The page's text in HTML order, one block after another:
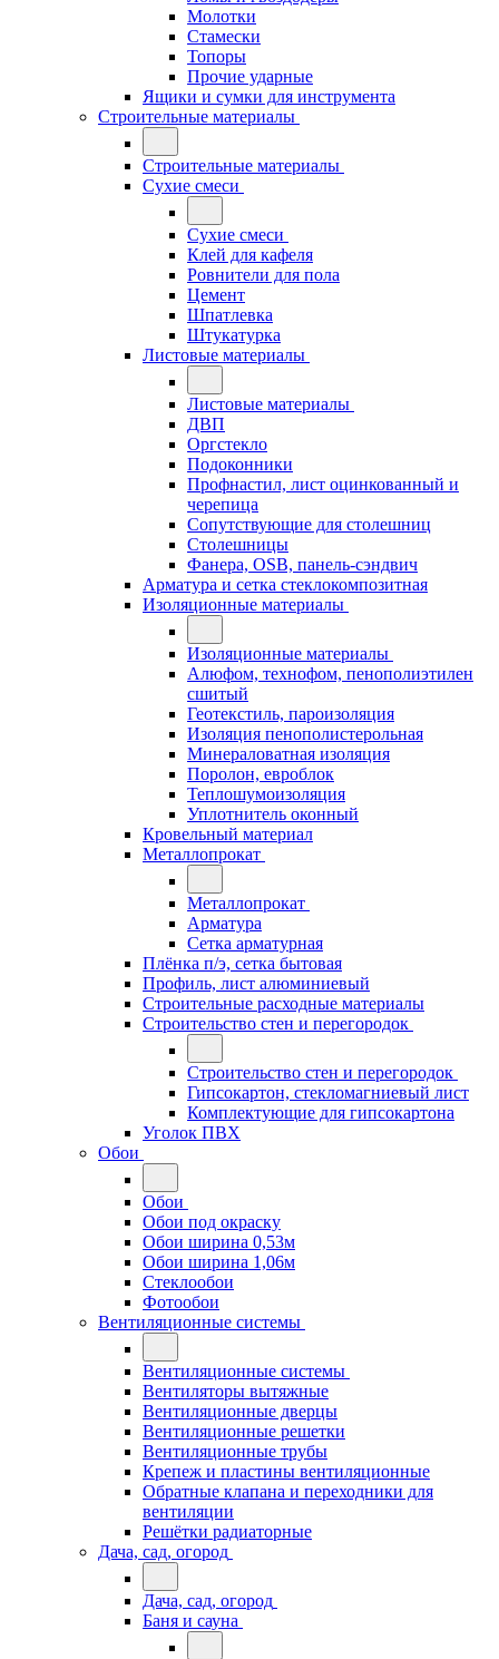
Молотки
Стамески
Топоры
Прочие ударные
Ящики и сумки для инструмента
Строительные материалы
Строительные материалы
Сухие смеси
Сухие смеси
Клей для кафеля
Ровнители для пола
Цемент
Шпатлевка
Штукатурка
Листовые материалы
Листовые материалы
ДВП
Оргстекло
Подоконники
Профнастил, лист оцинкованный и
черепица
Сопутствующие для столешниц
Столешницы
Фанера, OSB, панель-сэндвич
Арматура и сетка стеклокомпозитная
Изоляционные материалы
Изоляционные материалы
Алюфом, технофом, пенополиэтилен
сшитый
Геотекстиль, пароизоляция
Изоляция пенополистерольная
Минераловатная изоляция
Поролон, евроблок
Теплошумоизоляция
Уплотнитель оконный
Кровельный материал
Металлопрокат
Металлопрокат
Арматура
Сетка арматурная
Плёнка п/э, сетка бытовая
Профиль, лист алюминиевый
Строительные расходные материалы
Строительство стен и перегородок
Строительство стен и перегородок
Гипсокартон, стекломагниевый лист
Комплектующие для гипсокартона
Уголок ПВХ
Обои
Обои
Обои под окраску
Обои ширина 0,53м
Обои ширина 1,06м
Стеклообои
Фотообои
Вентиляционные системы
Вентиляционные системы
Вентиляторы вытяжные
Вентиляционные дверцы
Вентиляционные решетки
Вентиляционные трубы
Крепеж и пластины вентиляционные
Обратные клапана и переходники для
вентиляции
Решётки радиаторные
Дача, сад, огород
Дача, сад, огород
Баня и сауна